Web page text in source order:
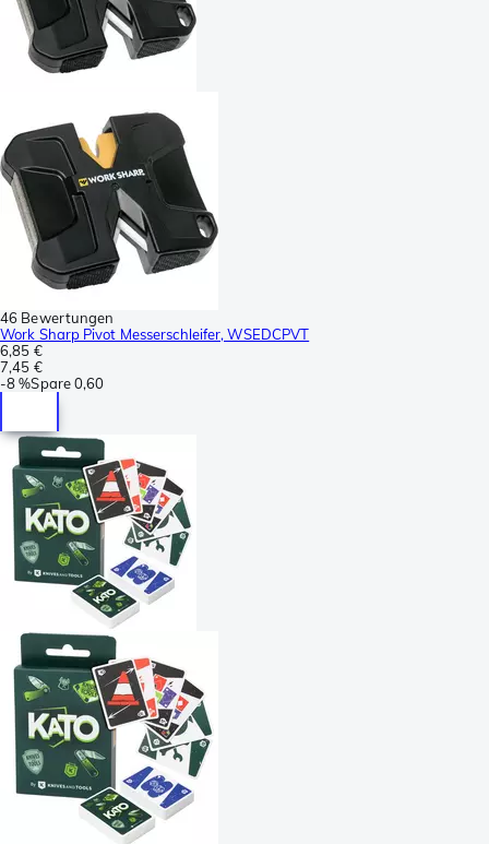
46 Bewertungen
Work Sharp Pivot Messerschleifer, WSEDCPVT
6,85 €
7,45 €
-8 %Spare0,60